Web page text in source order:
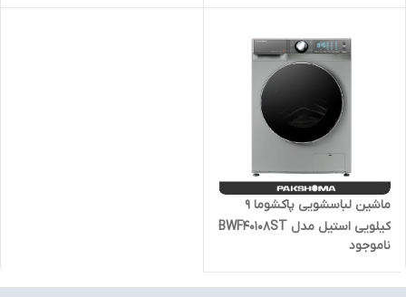
ماشین لباسشویی پاکشوما 9
کیلویی استیل مدل BWF40108ST
ناموجود